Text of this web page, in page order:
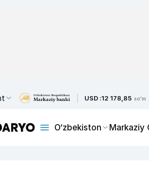
USD :12 178,85 so'm
O‘zbekiston Markaziy